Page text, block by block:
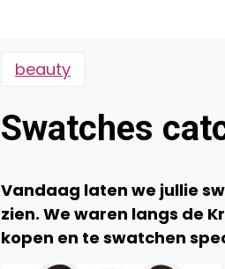
beauty
Swatches
Vandaag laten we jullie
zien. We waren langs de
kopen en te swatchen